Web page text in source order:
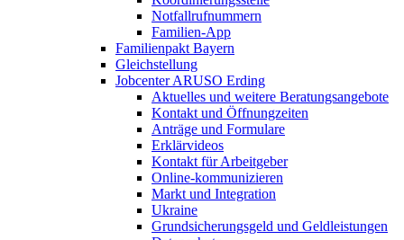
Notfallrufnummern
Familien-App
Familienpakt Bayern
Gleichstellung
Jobcenter ARUSO Erding
Aktuelles und weitere Beratungsangebote
Kontakt und Öffnungzeiten
Anträge und Formulare
Erklärvideos
Kontakt für Arbeitgeber
Online-kommunizieren
Markt und Integration
Ukraine
Grundsicherungsgeld und Geldleistungen